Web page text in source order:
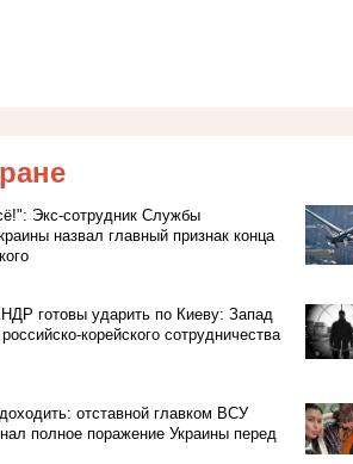
Экс-сотрудник Службы
назвал главный признак конца
готовы ударить по Киеву: Запад
корейского сотрудничества
отставной главком ВСУ
полное поражение Украины перед